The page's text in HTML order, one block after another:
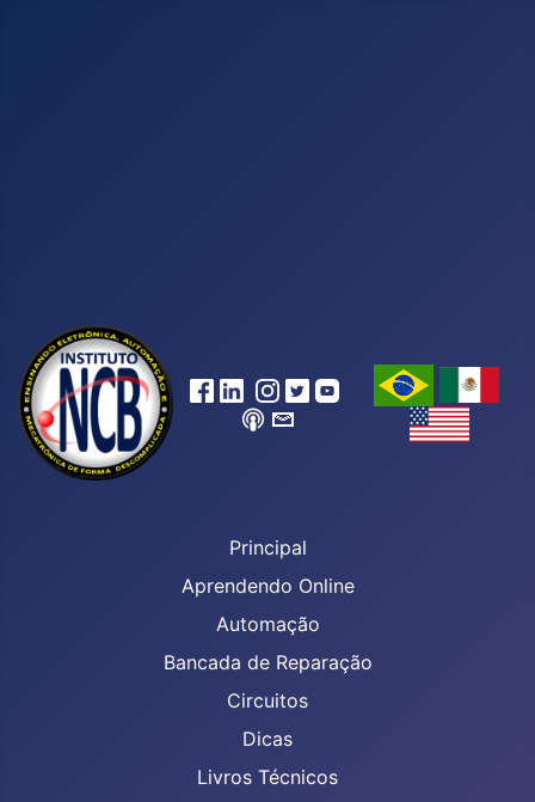
Principal
Aprendendo Online
Automação
Bancada de Reparação
Circuitos
Dicas
Livros Técnicos